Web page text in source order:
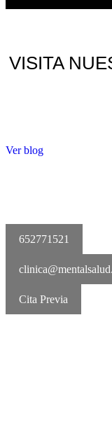
VISITA
Ver blog
652771521
Cita Previa